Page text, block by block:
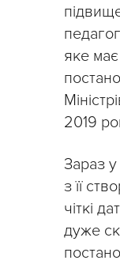
яке
2019
Зараз
з її
чіткі
дуже